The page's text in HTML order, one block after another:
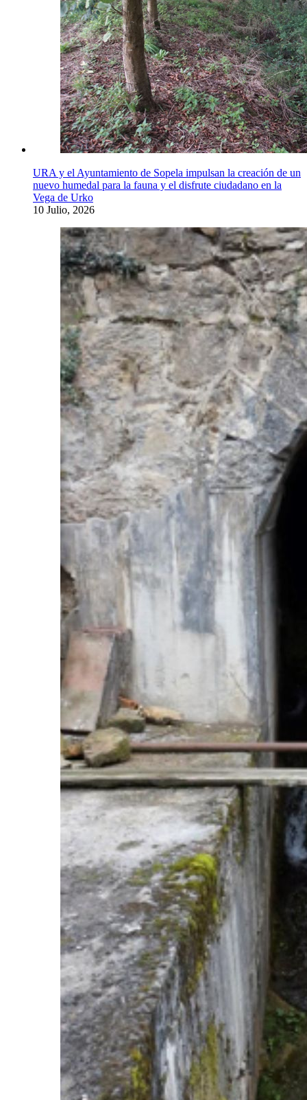
URA y el Ayuntamiento de Sopela impulsan la creación de un
nuevo humedal para la fauna y el disfrute ciudadano en la
Vega de Urko
10 Julio, 2026